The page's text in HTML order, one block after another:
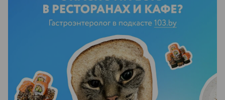
ЭФФЕКТИВНАЯ РЕКЛАМА НА САЙТЕ